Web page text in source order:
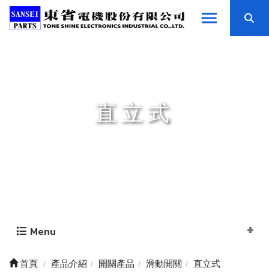
直立式
Menu
首頁 產品介紹 開關產品 滑動開關 直立式